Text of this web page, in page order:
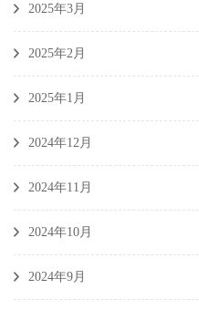
2025年3月
2025年2月
2025年1月
2024年12月
2024年11月
2024年10月
2024年9月